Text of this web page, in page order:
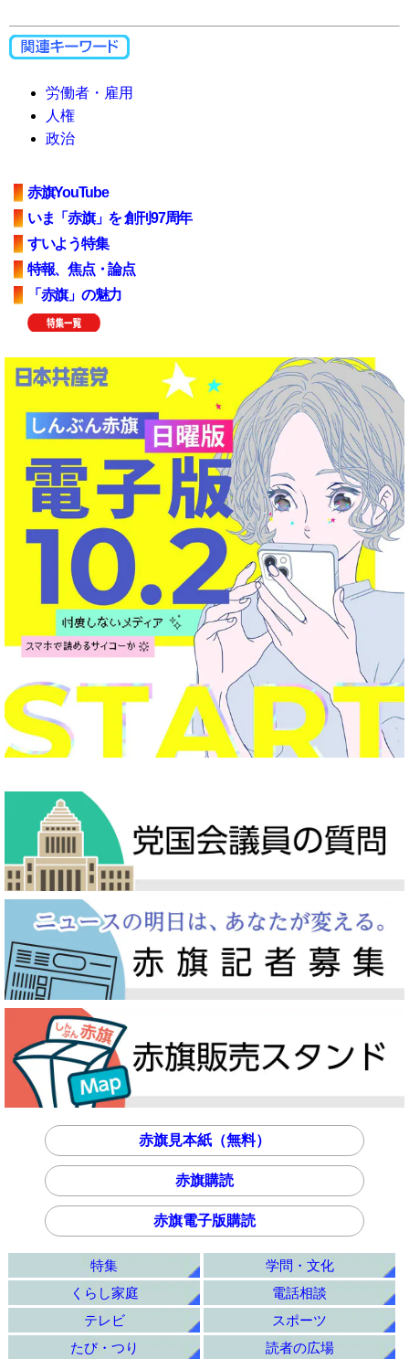
労働者・雇用
人権
政治
赤旗YouTube
いま「赤旗」を 創刊97周年
すいよう特集
特報、焦点・論点
「赤旗」の魅力
赤旗見本紙（無料）
赤旗購読
赤旗電子版購読
特集
学問・文化
くらし家庭
電話相談
テレビ
スポーツ
たび・つり
読者の広場